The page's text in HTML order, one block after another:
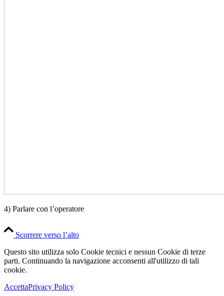
4) Parlare con l’operatore
Scorrere verso l’alto
Questo sito utilizza solo Cookie tecnici e nessun Cookie di terze
parti. Continuando la navigazione acconsenti all'utilizzo di tali
cookie.
AccettaPrivacy Policy